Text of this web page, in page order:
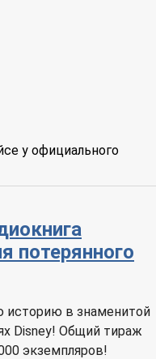
у официального
потерянного
историю в знаменитой
Disney! Общий тираж
экземпляров!